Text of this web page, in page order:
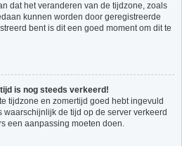
dat het veranderen van de tijdzone, zoals
kunnen worden door geregistreerde
bent is dit een goed moment om dit te
is nog steeds verkeerd!
tijdzone en zomertijd goed hebt ingevuld
de tijd op de server verkeerd
een aanpassing moeten doen.